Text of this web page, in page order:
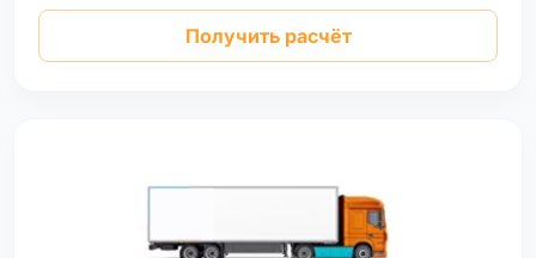
Получить расчёт